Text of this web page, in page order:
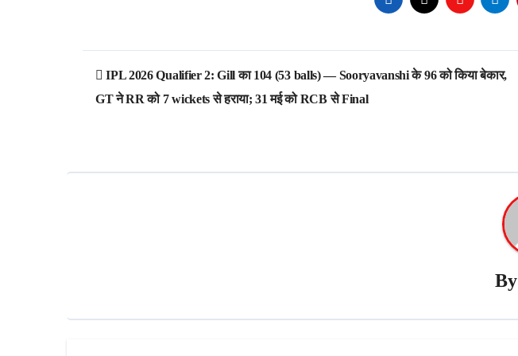
Post
navigation
IPL 2026 Qualifier 2: Gill का 104 (53 balls) — Sooryavanshi के 96 को किया बेकार,
GT ने RR को 7 wickets से हराया; 31 मई को RCB से Final
By